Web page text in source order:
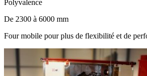
Polyvalence
De 2300 à 6000 mm
Four mobile pour plus de flexibilité et de